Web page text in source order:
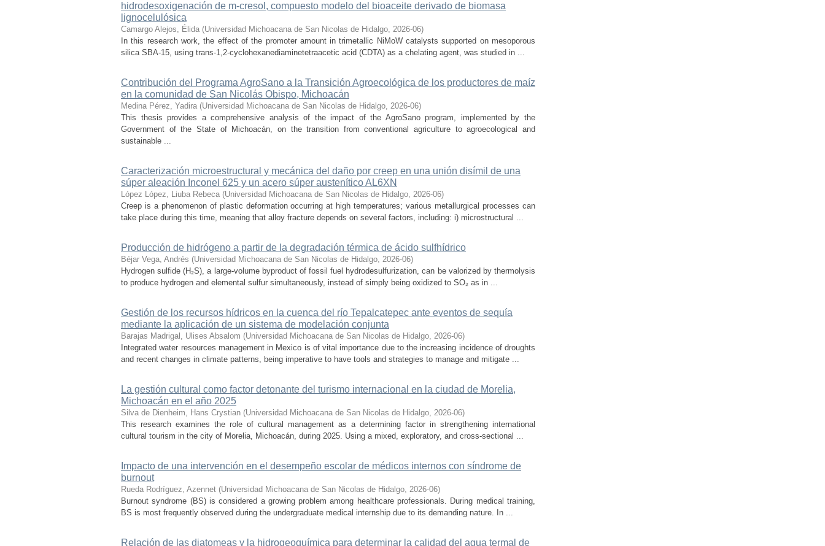
hidrodesoxigenación de m-cresol, compuesto modelo del bioaceite derivado de biomasa
lignocelulósica
Camargo Alejos, Élida (Universidad Michoacana de San Nicolas de Hidalgo, 2026-06)
In this research work, the effect of the promoter amount in trimetallic NiMoW catalysts supported on mesoporous
silica SBA-15, using trans-1,2-cyclohexanediaminetetraacetic acid (CDTA) as a chelating agent, was studied in ...
Contribución del Programa AgroSano a la Transición Agroecológica de los productores de maíz
en la comunidad de San Nicolás Obispo, Michoacán
Medina Pérez, Yadira (Universidad Michoacana de San Nicolas de Hidalgo, 2026-06)
This thesis provides a comprehensive analysis of the impact of the AgroSano program, implemented by the
Government of the State of Michoacán, on the transition from conventional agriculture to agroecological and
sustainable ...
Caracterización microestructural y mecánica del daño por creep en una unión disímil de una
súper aleación Inconel 625 y un acero súper austenítico AL6XN
López López, Liuba Rebeca (Universidad Michoacana de San Nicolas de Hidalgo, 2026-06)
Creep is a phenomenon of plastic deformation occurring at high temperatures; various metallurgical processes can
take place during this time, meaning that alloy fracture depends on several factors, including: i) microstructural ...
Producción de hidrógeno a partir de la degradación térmica de ácido sulfhídrico
Béjar Vega, Andrés (Universidad Michoacana de San Nicolas de Hidalgo, 2026-06)
Hydrogen sulfide (H₂S), a large-volume byproduct of fossil fuel hydrodesulfurization, can be valorized by thermolysis
to produce hydrogen and elemental sulfur simultaneously, instead of simply being oxidized to SO₂ as in ...
Gestión de los recursos hídricos en la cuenca del río Tepalcatepec ante eventos de sequía
mediante la aplicación de un sistema de modelación conjunta
Barajas Madrigal, Ulises Absalom (Universidad Michoacana de San Nicolas de Hidalgo, 2026-06)
Integrated water resources management in Mexico is of vital importance due to the increasing incidence of droughts
and recent changes in climate patterns, being imperative to have tools and strategies to manage and mitigate ...
La gestión cultural como factor detonante del turismo internacional en la ciudad de Morelia,
Michoacán en el año 2025
Silva de Dienheim, Hans Crystian (Universidad Michoacana de San Nicolas de Hidalgo, 2026-06)
This research examines the role of cultural management as a determining factor in strengthening international
cultural tourism in the city of Morelia, Michoacán, during 2025. Using a mixed, exploratory, and cross-sectional ...
Impacto de una intervención en el desempeño escolar de médicos internos con síndrome de
burnout
Rueda Rodríguez, Azennet (Universidad Michoacana de San Nicolas de Hidalgo, 2026-06)
Burnout syndrome (BS) is considered a growing problem among healthcare professionals. During medical training,
BS is most frequently observed during the undergraduate medical internship due to its demanding nature. In ...
Relación de las diatomeas y la hidrogeoquímica para determinar la calidad del agua termal de